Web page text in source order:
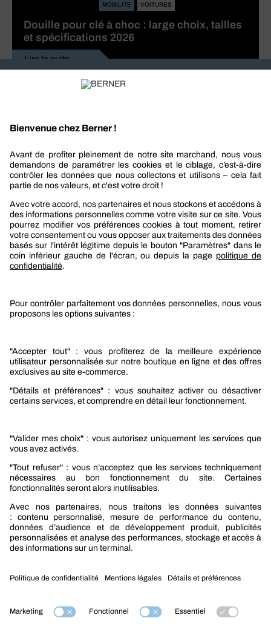
MOBILITE VOITURES
Douille pour clé à choc : large choix, tailles
et spécifications 2026
Lire la suite
Berner
Boutique Berner
Boutique Berner Industry Services
Le groupe Berner
Nos produits
Sélection produits automobile
Sélection produits bâtiment
Promotions
Nouveautés mobilité
Nouveautés construction
CARRIÈRES
NOTRE OFFRE
Entre vous et nous
Nous contacter
Mention légales